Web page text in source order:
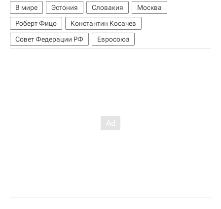
В мире
Эстония Словакия
Москва
Роберт Фицо
Константин Косачев
Совет Федерации РФ
Евросоюз